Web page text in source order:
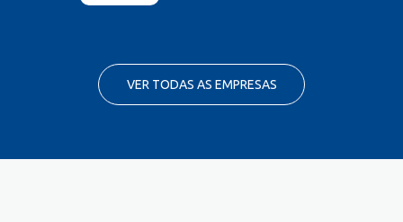
VER TODAS AS EMPRESAS